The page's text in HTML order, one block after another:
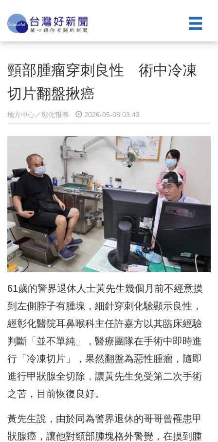
頸部腫瘤穿刺良性 術中冷凍
切片翻盤揪癌
地方中心／彰化報導 2026-05-08 03:43
61歲的警界退休人士黃先生幾個月前不經意摸
到左側脖子有腫塊，細針穿刺化驗顯示良性，
經彰化醫院耳鼻喉科主任許嘉方以其臨床經驗
判斷「並不單純」，醫療團隊在手術中即時進
行「冷凍切片」，果然翻盤為惡性腫瘤，隨即
進行甲狀腺全切除，讓黃先生免受第二次手術
之苦，目前恢復良好。
黃先生說，由於同為警界退休的哥哥曾罹患甲
狀腺癌，讓他對頸部腫塊格外警覺，在摸到腫